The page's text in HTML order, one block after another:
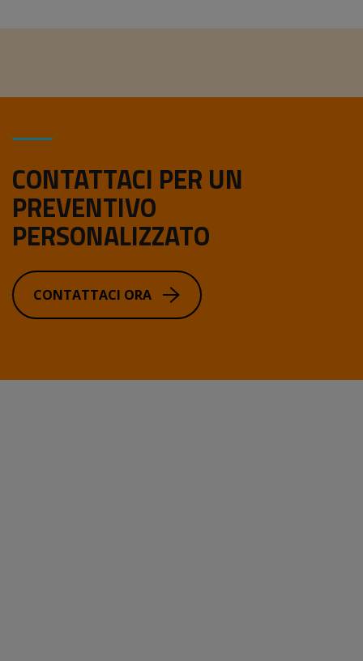
CONTATTACI PER UN
PREVENTIVO
PERSONALIZZATO
CONTATTACI ORA